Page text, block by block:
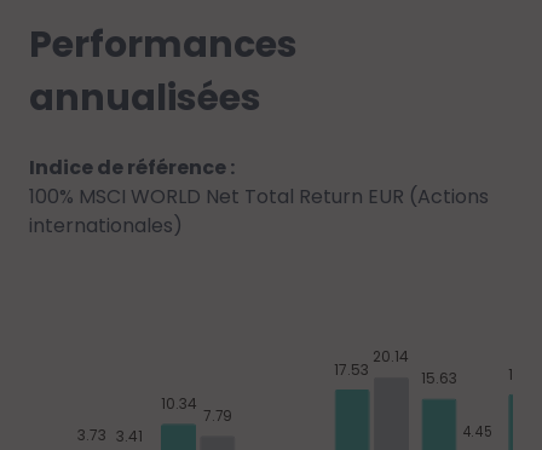
Performances
annualisées
Indice de référence :
100% MSCI WORLD Net Total Return EUR (Actions
internationales)